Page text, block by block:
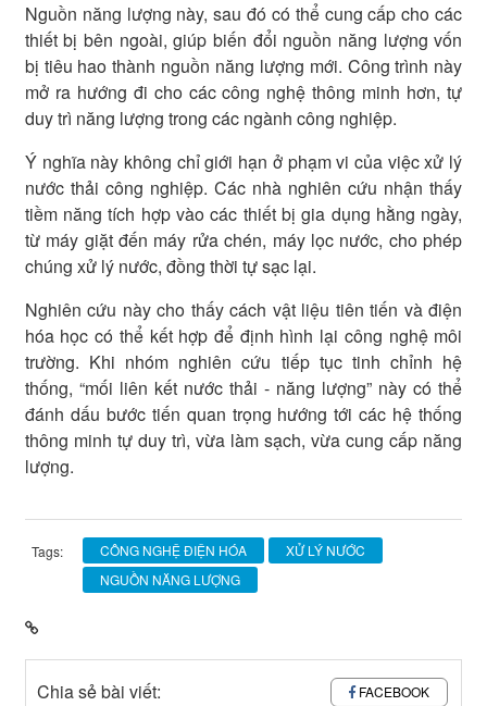
Nguồn năng lượng này, sau đó có thể cung cấp cho các
thiết bị bên ngoài, giúp biến đổi nguồn năng lượng vốn
bị tiêu hao thành nguồn năng lượng mới. Công trình này
mở ra hướng đi cho các công nghệ thông minh hơn, tự
duy trì năng lượng trong các ngành công nghiệp.
Ý nghĩa này không chỉ giới hạn ở phạm vi của việc xử lý
nước thải công nghiệp. Các nhà nghiên cứu nhận thấy
tiềm năng tích hợp vào các thiết bị gia dụng hằng ngày,
từ máy giặt đến máy rửa chén, máy lọc nước, cho phép
chúng xử lý nước, đồng thời tự sạc lại.
Nghiên cứu này cho thấy cách vật liệu tiên tiến và điện
hóa học có thể kết hợp để định hình lại công nghệ môi
trường. Khi nhóm nghiên cứu tiếp tục tinh chỉnh hệ
thống, “mối liên kết nước thải - năng lượng” này có thể
đánh dấu bước tiến quan trọng hướng tới các hệ thống
thông minh tự duy trì, vừa làm sạch, vừa cung cấp năng
lượng.
Tags: CÔNG NGHỆ ĐIỆN HÓA
XỬ LÝ NƯỚC
NGUỒN NĂNG LƯỢNG
Chia sẻ bài viết: FACEBOOK